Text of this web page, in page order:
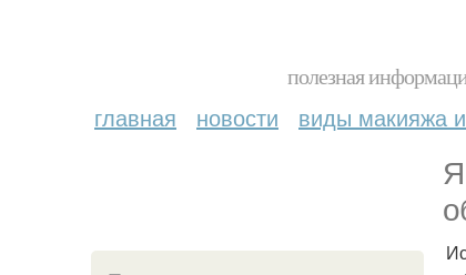
полезная
главная новости виды макияжа